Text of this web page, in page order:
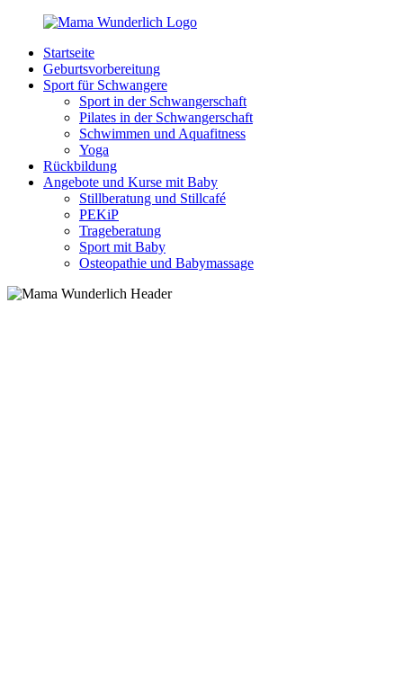
Zurück
Inhalt
MamaWunderlich.de
Mutti
sein
wunderbar!
Startseite
Geburtsvorbereitung
Sport für Schwangere
Sport in der Schwangerschaft
Pilates in der Schwangerschaft
Schwimmen und Aquafitness
Yoga
Rückbildung
Angebote und Kurse mit Baby
Stillberatung und Stillcafé
PEKiP
Trageberatung
Sport mit Baby
Osteopathie und Babymassage